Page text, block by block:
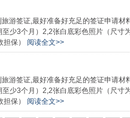
游签证,最好准备好充足的签证申请
少3个月）2,2张白底彩色照片（尺寸
保）
阅读全文>>
游签证,最好准备好充足的签证申请
少3个月）2,2张白底彩色照片（尺寸
保）
阅读全文>>